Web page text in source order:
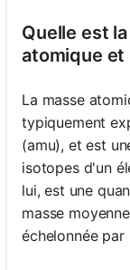
Quelle est
atomique et
La masse
typiquement
(amu), et est
isotopes d'un
lui, est une
masse
échelonnée